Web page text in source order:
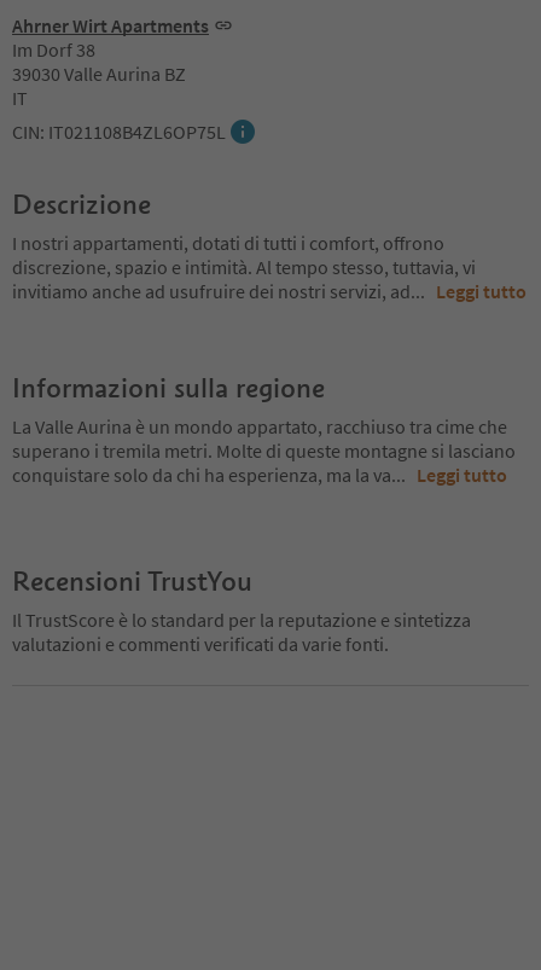
Ahrner Wirt Apartments
Im Dorf 38
39030 Valle Aurina BZ
IT
CIN: IT021108B4ZL6OP75L
Descrizione
I nostri appartamenti, dotati di tutti i comfort, offrono
discrezione, spazio e intimità. Al tempo stesso, tuttavia, vi
invitiamo anche ad usufruire dei nostri servizi, ad... Leggi tutto
Informazioni sulla regione
La Valle Aurina è un mondo appartato, racchiuso tra cime che
superano i tremila metri. Molte di queste montagne si lasciano
conquistare solo da chi ha esperienza, ma la va... Leggi tutto
Recensioni TrustYou
Il TrustScore è lo standard per la reputazione e sintetizza
valutazioni e commenti verificati da varie fonti.